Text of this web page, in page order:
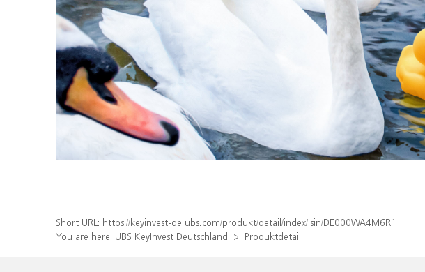
Short URL: https://keyinvest-de.ubs.com/produkt/detail/index/isin/DE000WA4M6R1
You are here: UBS KeyInvest Deutschland Produktdetail